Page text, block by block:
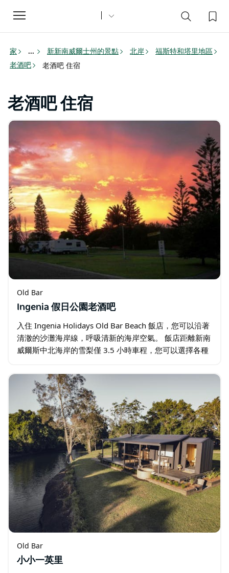
Toggle
navigation
家 ... 新新南威爾士州的景點 北岸
福斯特和塔里地區
老酒吧
老酒吧 住宿
老酒吧 住宿
Old Bar
Ingenia 假日公園老酒吧
入住 Ingenia Holidays Old Bar Beach 飯店，您可以沿著
清澈的沙灘海岸線，呼吸清新的海岸空氣。 飯店距離新南
威爾斯中北海岸的雪梨僅 3.5 小時車程，您可以選擇各種
Old Bar
小小一英里